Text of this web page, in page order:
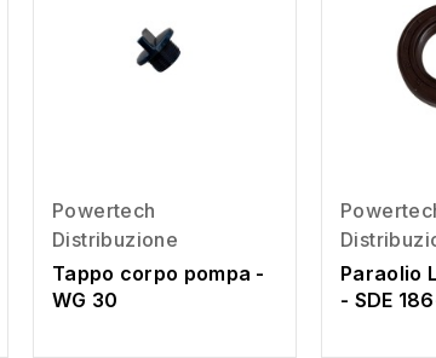
Powertech
Distribuzione
Tappo corpo pompa -
WG 30
Paraolio
- SDE